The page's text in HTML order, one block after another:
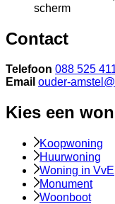
scherm
Contact
Telefoon 088 525
Email ouder-
Kies een
Koopwoning
Huurwoning
Woning in VvE
Monument
Woonboot